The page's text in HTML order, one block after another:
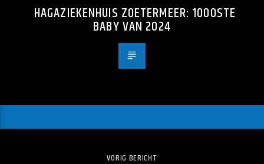
HAGAZIEKENHUIS ZOETERMEER: 1000STE
BABY VAN 2024
VORIG BERICHT